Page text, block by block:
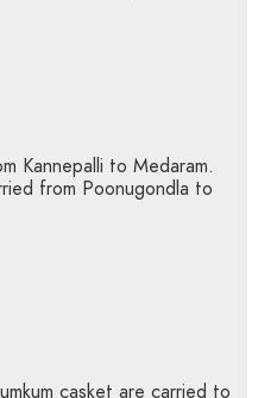
Kannepalli to Medaram.
from Poonugondla to
casket are carried to